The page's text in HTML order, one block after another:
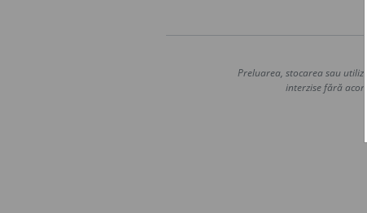
Preluarea, stocarea sau
interzise fără